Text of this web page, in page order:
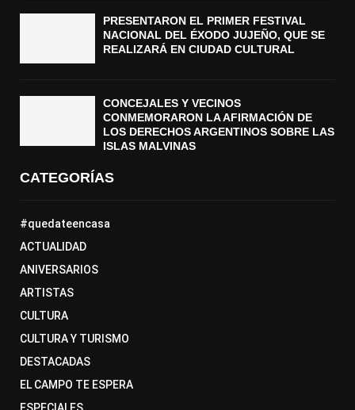
PRESENTARON EL PRIMER FESTIVAL
NACIONAL DEL ÉXODO JUJEÑO, QUE SE
REALIZARÁ EN CIUDAD CULTURAL
CONCEJALES Y VECINOS
CONMEMORARON LA AFIRMACIÓN DE
LOS DERECHOS ARGENTINOS SOBRE LAS
ISLAS MALVINAS
CATEGORÍAS
#quedateencasa
ACTUALIDAD
ANIVERSARIOS
ARTISTAS
CULTURA
CULTURA Y TURISMO
DESTACADAS
EL CAMPO TE ESPERA